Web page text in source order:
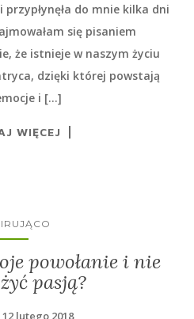
do mnie kilka dni
się pisaniem
że istnieje w naszym życiu
dzięki której powstają
i […]
WIĘCEJ
powołanie i nie
pasją?
12 lutego 2018